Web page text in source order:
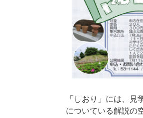
「しおり」には、
についている解説の